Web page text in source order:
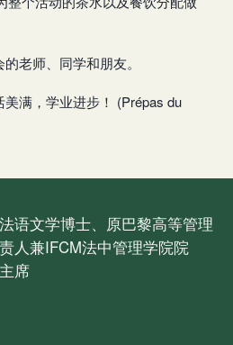
老师、同学和朋友。
满，学业进步！ (Prépas du
语文学博士、原巴黎高等管理
人兼IFCM法中管理学院院
席